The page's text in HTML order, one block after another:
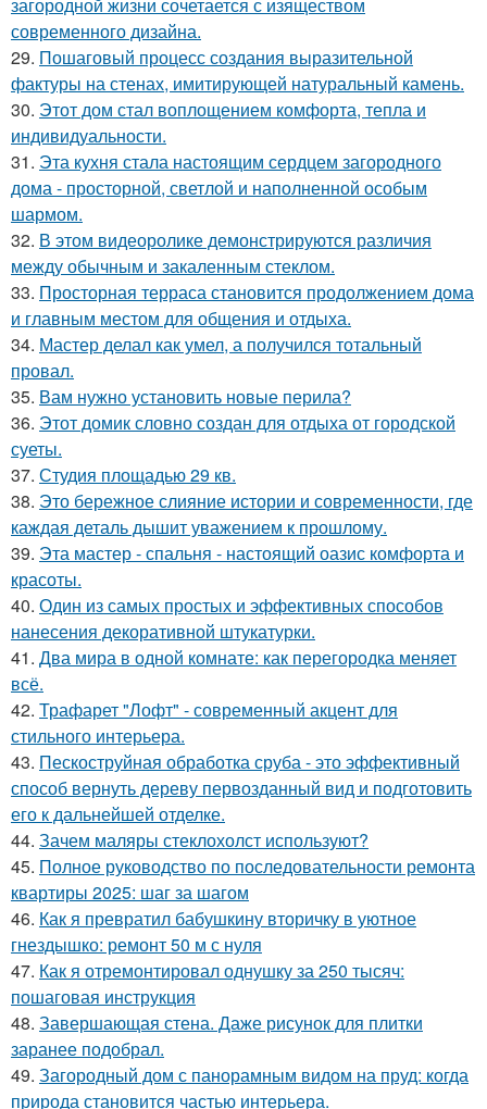
современного дизайна.
29. Пошаговый процесс создания выразительной
фактуры на стенах, имитирующей натуральный камень.
30. Этот дом стал воплощением комфорта, тепла и
индивидуальности.
31. Эта кухня стала настоящим сердцем загородного
дома - просторной, светлой и наполненной особым
шармом.
32. В этом видеоролике демонстрируются различия
между обычным и закаленным стеклом.
33. Просторная терраса становится продолжением дома
и главным местом для общения и отдыха.
34. Мастер делал как умел, а получился тотальный
провал.
35. Вам нужно установить новые перила?
36. Этот домик словно создан для отдыха от городской
суеты.
37. Студия площадью 29 кв.
38. Это бережное слияние истории и современности, где
каждая деталь дышит уважением к прошлому.
39. Эта мастер - спальня - настоящий оазис комфорта и
красоты.
40. Один из самых простых и эффективных способов
нанесения декоративной штукатурки.
41. Два мира в одной комнате: как перегородка меняет
всё.
42. Трафарет "Лофт" - современный акцент для
стильного интерьера.
43. Пескоструйная обработка сруба - это эффективный
способ вернуть дереву первозданный вид и подготовить
его к дальнейшей отделке.
44. Зачем маляры стеклохолст используют?
45. Полное руководство по последовательности ремонта
квартиры 2025: шаг за шагом
46. Как я превратил бабушкину вторичку в уютное
гнездышко: ремонт 50 м с нуля
47. Как я отремонтировал однушку за 250 тысяч:
пошаговая инструкция
48. Завершающая стена. Даже рисунок для плитки
заранее подобрал.
49. Загородный дом с панорамным видом на пруд: когда
природа становится частью интерьера.